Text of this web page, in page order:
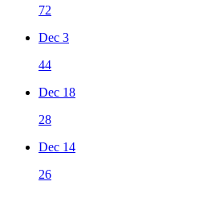
72
Dec 3
44
Dec 18
28
Dec 14
26